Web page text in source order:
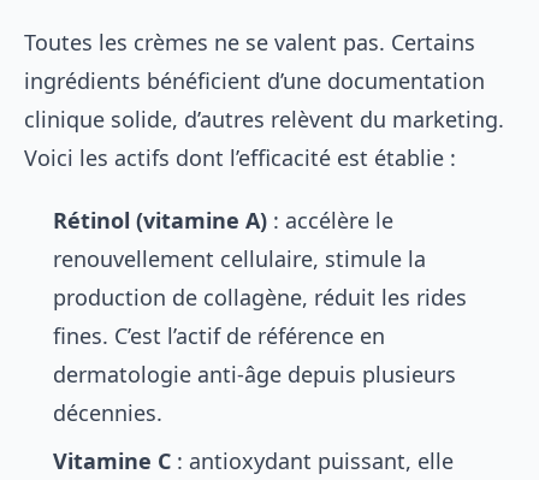
Toutes les crèmes ne se valent pas. Certains
ingrédients bénéficient d’une documentation
clinique solide, d’autres relèvent du marketing.
Voici les actifs dont l’efficacité est établie :
Rétinol (vitamine A) : accélère le
renouvellement cellulaire, stimule la
production de collagène, réduit les rides
fines. C’est l’actif de référence en
dermatologie anti-âge depuis plusieurs
décennies.
Vitamine C : antioxydant puissant, elle